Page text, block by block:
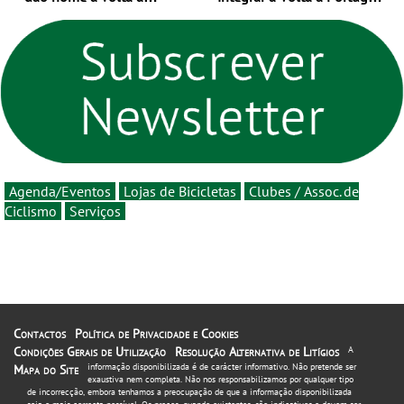
um novo ciclo da prova
rumo ao centenário - Volta
a Portugal em Bicicleta
estará na estrada entre 5 e
16 de agosto
Agenda/Eventos Lojas de Bicicletas
Clubes / Assoc. de
Ciclismo
Serviços
Contactos
Política de Privacidade e Cookies
Condições Gerais de Utilização
Resolução Alternativa de Litígios
Mapa do Site
A
informação disponibilizada é de carácter informativo. Não pretende ser
exaustiva nem completa. Não nos responsabilizamos por qualquer tipo
de incorrecção, embora tenhamos a preocupação de que a informação disponibilizada